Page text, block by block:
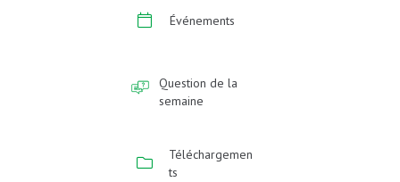
Événements
Question de la
semaine
Téléchargemen
ts